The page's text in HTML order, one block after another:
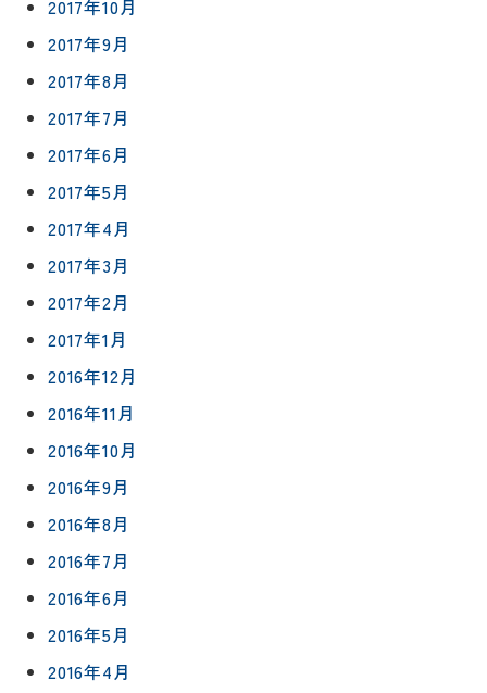
2017年10月
2017年9月
2017年8月
2017年7月
2017年6月
2017年5月
2017年4月
2017年3月
2017年2月
2017年1月
2016年12月
2016年11月
2016年10月
2016年9月
2016年8月
2016年7月
2016年6月
2016年5月
2016年4月